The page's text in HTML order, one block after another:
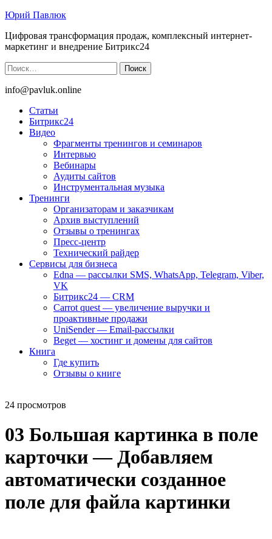
Юрий Павлюк
Цифровая трансформация продаж, комплексный интернет-
маркетинг и внедрение Битрикс24
Найти:
info@pavluk.online
Статьи
Битрикс24
Видео
Фрагменты тренингов и семинаров
Интервью
Вебинары
Аудиты сайтов
Инструментальная музыка
Тренинги
Организаторам и заказчикам
Архив выступлений
Отзывы о тренингах
Пресс-центр
Технический райдер
Сервисы для бизнеса
Edna — рассылки SMS, WhatsApp, Telegram, Viber,
VK
Битрикс24 — CRM
Carrot quest — увеличение выручки и
проактивные продажи
UniSender — Email-рассылки
Beget — хостинг и домены для сайтов
Книга
Где купить
Отзывы о книге
24 просмотров
03 Большая картинка в поле
карточки — Добавляем
автоматически созданное
поле для файла картинки